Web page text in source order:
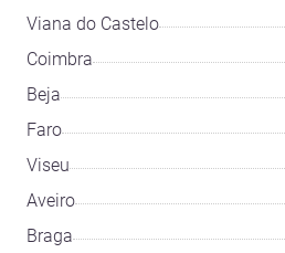
Viana do Castelo
Coimbra
Beja
Faro
Viseu
Aveiro
Braga